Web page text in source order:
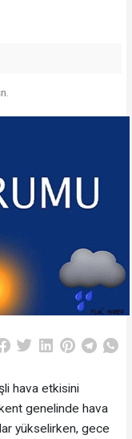
hava etkisini
genelinde hava
yükselirken, gece